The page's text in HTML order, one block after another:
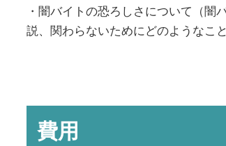
・闇バイトの恐ろしさについて（
説、関わらないためにどのようなこ
費用